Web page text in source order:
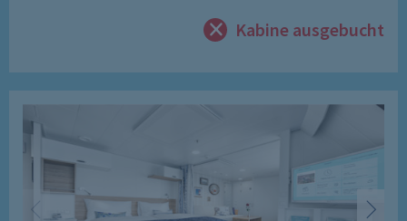
Kabine ausgebucht